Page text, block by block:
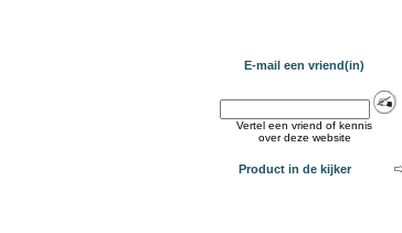
E-mail een vriend(in)
Vertel een vriend of kennis
over deze website
Product in de kijker